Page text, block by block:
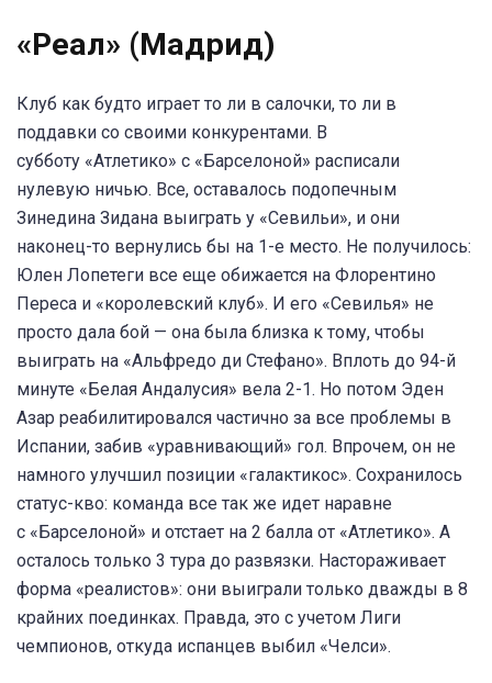
«Реал» (Мадрид)
Клуб как будто играет то ли в салочки, то ли в
поддавки со своими конкурентами. В
субботу «Атлетико» с «Барселоной» расписали
нулевую ничью. Все, оставалось подопечным
Зинедина Зидана выиграть у «Севильи», и они
наконец-то вернулись бы на 1-е место. Не получилось:
Юлен Лопетеги все еще обижается на Флорентино
Переса и «королевский клуб». И его «Севилья» не
просто дала бой — она была близка к тому, чтобы
выиграть на «Альфредо ди Стефано». Вплоть до 94-й
минуте «Белая Андалусия» вела 2-1. Но потом Эден
Азар реабилитировался частично за все проблемы в
Испании, забив «уравнивающий» гол. Впрочем, он не
намного улучшил позиции «галактикос». Сохранилось
статус-кво: команда все так же идет наравне
с «Барселоной» и отстает на 2 балла от «Атлетико». А
осталось только 3 тура до развязки. Настораживает
форма «реалистов»: они выиграли только дважды в 8
крайних поединках. Правда, это с учетом Лиги
чемпионов, откуда испанцев выбил «Челси».